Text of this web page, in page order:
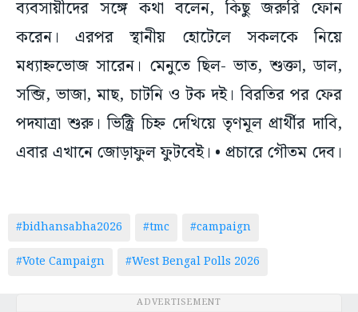
ব্যবসায়ীদের সঙ্গে কথা বলেন, কিছু জরুরি ফোন
করেন। এরপর স্থানীয় হোটেলে সকলকে নিয়ে
মধ্যাহ্নভোজ সারেন। মেনুতে ছিল- ভাত, শুক্তা, ডাল,
সব্জি, ভাজা, মাছ, চাটনি ও টক দই। বিরতির পর ফের
পদযাত্রা শুরু। ভিক্ট্রি চিহ্ন দেখিয়ে তৃণমূল প্রার্থীর দাবি,
এবার এখানে জোড়াফুল ফুটবেই। • প্রচারে গৌতম দেব।
#bidhansabha2026 #tmc
#campaign
#Vote Campaign
#West Bengal Polls 2026
ADVERTISEMENT